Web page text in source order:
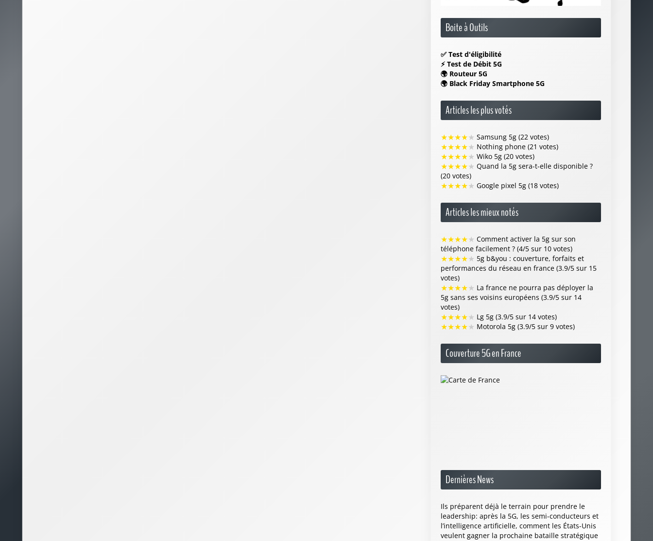
Boite à Outils
✅ Test d'éligibilité
⚡ Test de Débit 5G
🌍 Routeur 5G
🌍 Black Friday Smartphone 5G
Articles les plus votés
★★★★★ Samsung 5g (22 votes)
★★★★★ Nothing phone (21 votes)
★★★★★ Wiko 5g (20 votes)
★★★★★ Quand la 5g sera-t-elle disponible ?
(20 votes)
★★★★★ Google pixel 5g (18 votes)
Articles les mieux notés
★★★★★ Comment activer la 5g sur son
téléphone facilement ? (4/5 sur 10 votes)
★★★★★ 5g b&you : couverture, forfaits et
performances du réseau en france (3.9/5 sur 15
votes)
★★★★★ La france ne pourra pas déployer la
5g sans ses voisins européens (3.9/5 sur 14
votes)
★★★★★ Lg 5g (3.9/5 sur 14 votes)
★★★★★ Motorola 5g (3.9/5 sur 9 votes)
Couverture 5G en France
Dernières News
Ils préparent déjà le terrain pour prendre le
leadership: après la 5G, les semi-conducteurs et
l’intelligence artificielle, comment les États-Unis
veulent gagner la prochaine bataille stratégique